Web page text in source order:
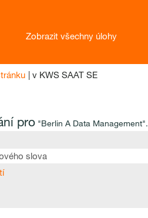
Zobrazit všechny úlohy
| v KWS SAAT SE(aktuální
pro "Berlin A Data Management".